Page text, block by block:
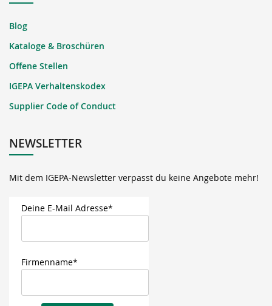
Blog
Kataloge & Broschüren
Offene Stellen
IGEPA Verhaltenskodex
Supplier Code of Conduct
NEWSLETTER
Mit dem IGEPA-Newsletter verpasst du keine Angebote mehr!
Deine E-Mail Adresse*
Firmenname*